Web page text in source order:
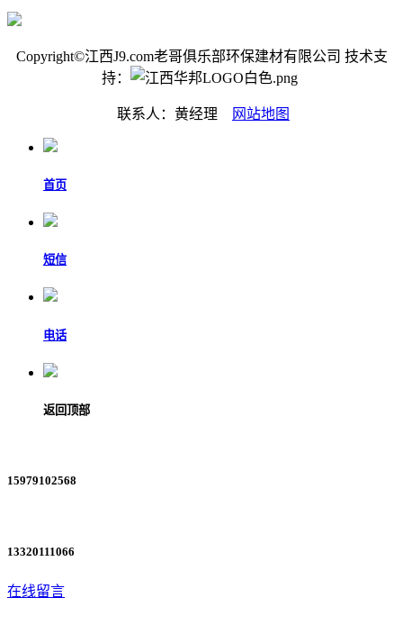
Copyright©江西J9.com老哥俱乐部环保建材有限公司 技术支
持：
联系人：黄经理 网站地图
首页
短信
电话
返回顶部
15979102568
13320111066
在线留言